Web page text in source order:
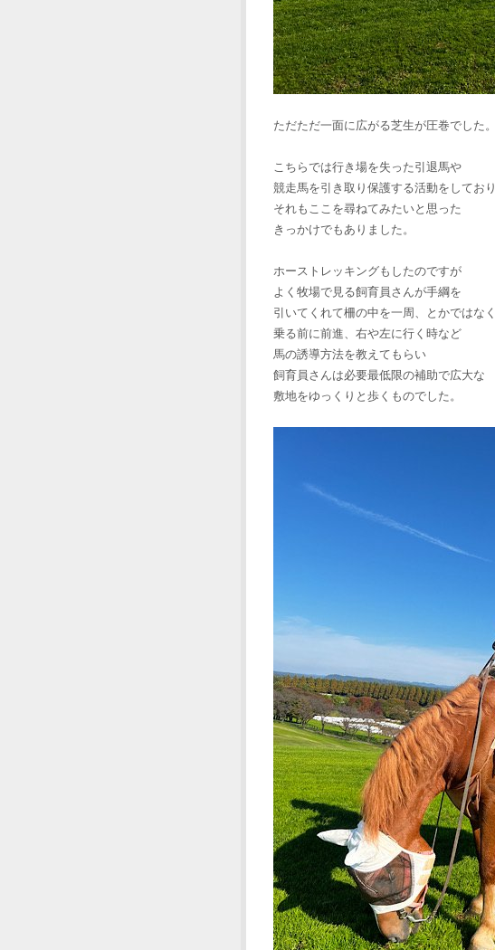
ただただ一面に広がる芝生が圧巻でした。
こちらでは行き場を失った引退馬や
競走馬を引き取り保護する活動をしており
それもここを尋ねてみたいと思った
きっかけでもありました。
ホーストレッキングもしたのですが
よく牧場で見る飼育員さんが手綱を
引いてくれて柵の中を一周、とかではなく
乗る前に前進、右や左に行く時など
馬の誘導方法を教えてもらい
飼育員さんは必要最低限の補助で広大な
敷地をゆっくりと歩くものでした。